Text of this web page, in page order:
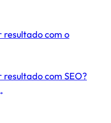
com o
com SEO?